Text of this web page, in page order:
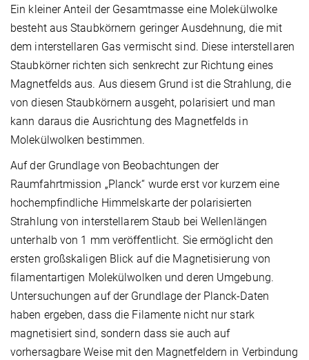
Ein kleiner Anteil der Gesamtmasse eine Molekülwolke
besteht aus Staubkörnern geringer Ausdehnung, die mit
dem interstellaren Gas vermischt sind. Diese interstellaren
Staubkörner richten sich senkrecht zur Richtung eines
Magnetfelds aus. Aus diesem Grund ist die Strahlung, die
von diesen Staubkörnern ausgeht, polarisiert und man
kann daraus die Ausrichtung des Magnetfelds in
Molekülwolken bestimmen.
Auf der Grundlage von Beobachtungen der
Raumfahrtmission „Planck“ wurde erst vor kurzem eine
hochempfindliche Himmelskarte der polarisierten
Strahlung von interstellarem Staub bei Wellenlängen
unterhalb von 1 mm veröffentlicht. Sie ermöglicht den
ersten großskaligen Blick auf die Magnetisierung von
filamentartigen Molekülwolken und deren Umgebung.
Untersuchungen auf der Grundlage der Planck-Daten
haben ergeben, dass die Filamente nicht nur stark
magnetisiert sind, sondern dass sie auch auf
vorhersagbare Weise mit den Magnetfeldern in Verbindung